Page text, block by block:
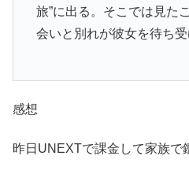
旅”に出る。そこでは見た
会いと別れが彼女を待ち受
感想
昨日UNEXTで課金して家族で